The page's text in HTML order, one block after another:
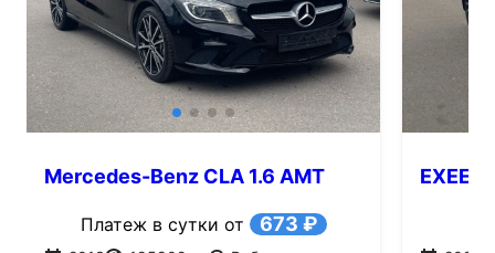
Mercedes-Benz CLA 1.6 AMT
Платеж в сутки от 673 ₽
EXEED